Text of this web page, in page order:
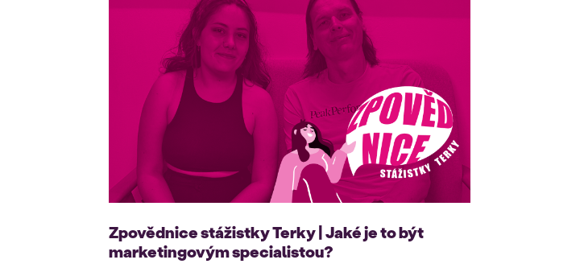
Zpovědnice stážistky Terky | Jaké je to být
marketingovým specialistou?